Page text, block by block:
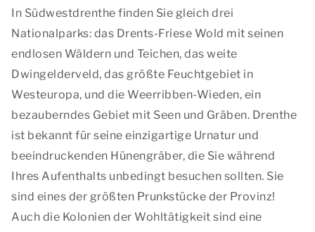
In Südwestdrenthe finden Sie gleich drei
Nationalparks: das Drents-Friese Wold mit seinen
endlosen Wäldern und Teichen, das weite
Dwingelderveld, das größte Feuchtgebiet in
Westeuropa, und die Weerribben-Wieden, ein
bezauberndes Gebiet mit Seen und Gräben. Drenthe
ist bekannt für seine einzigartige Urnatur und
beeindruckenden Hünengräber, die Sie während
Ihres Aufenthalts unbedingt besuchen sollten. Sie
sind eines der größten Prunkstücke der Provinz!
Auch die Kolonien der Wohltätigkeit sind eine